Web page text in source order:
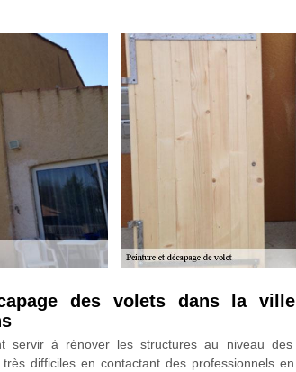
des volets dans la
servir à rénover les structures au niveau
difficiles en contactant des professionnels